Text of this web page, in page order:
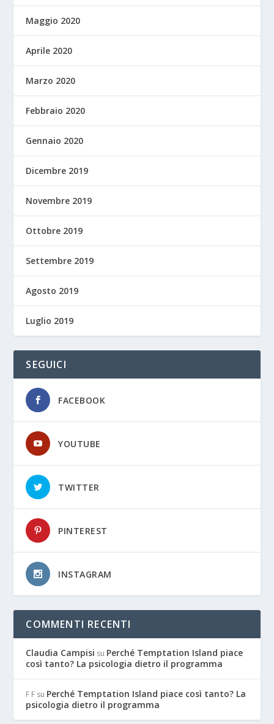
Maggio 2020
Aprile 2020
Marzo 2020
Febbraio 2020
Gennaio 2020
Dicembre 2019
Novembre 2019
Ottobre 2019
Settembre 2019
Agosto 2019
Luglio 2019
SEGUICI
FACEBOOK
YOUTUBE
TWITTER
PINTEREST
INSTAGRAM
COMMENTI RECENTI
Claudia Campisi su Perché Temptation Island piace
così tanto? La psicologia dietro il programma
F F su Perché Temptation Island piace così tanto? La
psicologia dietro il programma